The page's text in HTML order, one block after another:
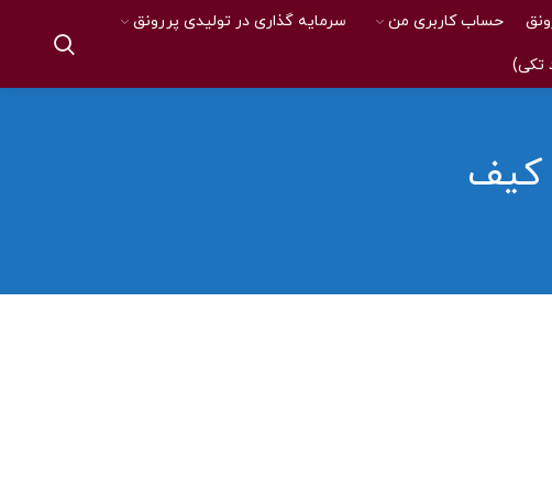
حساب کاربری من سرمایه گذاری در تولیدی پررونق
تکی)
کیف